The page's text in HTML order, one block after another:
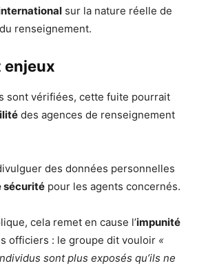
sur la nature réelle de
renseignement.
enjeux
sont vérifiées, cette fuite pourrait
des agences de renseignement
des données personnelles
sécurité pour les agents concernés.
cela remet en cause l’impunité
officiers : le groupe dit vouloir «
sont plus exposés qu’ils ne